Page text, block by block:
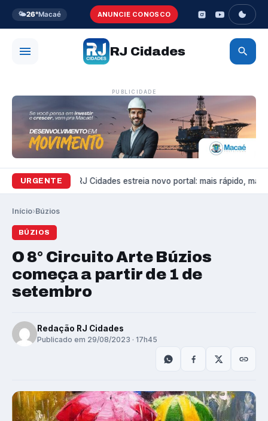
🌤️26°Macaé ANUNCIE CONOSCO
RJ Cidades
PUBLICIDADE
URGENTE
Variedades RJ Cidades estreia novo portal: mais rápido,
Início›Búzios
BÚZIOS
O 8° Circuito Arte Búzios
começa a partir de 1 de
setembro
Redação RJ Cidades
Publicado em 29/08/2023 · 17h45